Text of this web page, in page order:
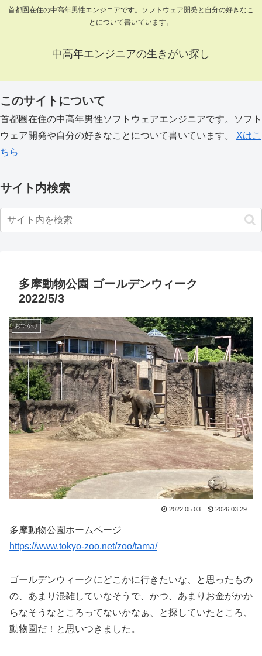
首都圏在住の中高年男性エンジニアです。ソフトウェア開発と自分の好きなこ
とについて書いています。
中高年エンジニアの生きがい探し
このサイトについて
首都圏在住の中高年男性ソフトウェアエンジニアです。ソフト
ウェア開発や自分の好きなことについて書いています。 Xはこ
ちら
サイト内検索
多摩動物公園 ゴールデンウィーク
2022/5/3
おでかけ
2022.05.03 2026.03.29
多摩動物公園ホームページ
https://www.tokyo-zoo.net/zoo/tama/
ゴールデンウィークにどこかに行きたいな、と思ったもの
の、あまり混雑していなそうで、かつ、あまりお金がかか
らなそうなところってないかなぁ、と探していたところ、
動物園だ！と思いつきました。